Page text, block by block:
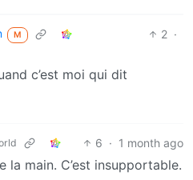
M 2 ·
c’est moi qui dit
6 · 1 month ago
la main. C’est insupportable.